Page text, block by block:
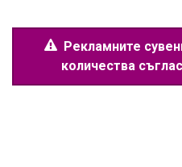
Рекламните
количества